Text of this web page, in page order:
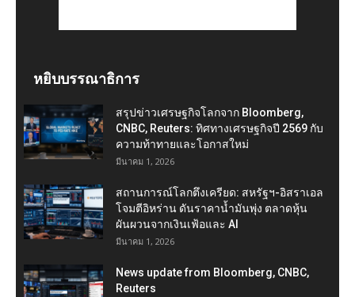
หยิบบรรณาธิการ
สรุปข่าวเศรษฐกิจโลกจาก Bloomberg,
CNBC, Reuters: ทิศทางเศรษฐกิจปี 2569 กับ
ความท้าทายและโอกาสใหม่
มีนาคม 1, 2026
สถานการณ์โลกตึงเครียด: สหรัฐฯ-อิสราเอล
โจมตีอิหร่าน ดันราคาน้ำมันพุ่ง ตลาดหุ้น
ผันผวนจากเงินเฟ้อและ AI
มีนาคม 1, 2026
News update from Bloomberg, CNBC,
Reuters